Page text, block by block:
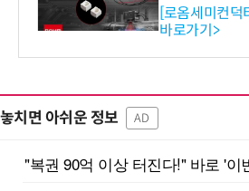
스 개발
[로옴세미컨
바로가기>
놓치면 아쉬운 정보 AD